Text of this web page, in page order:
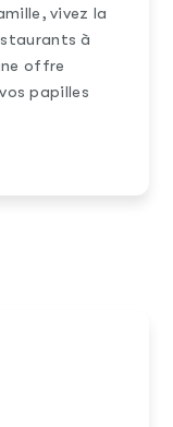
vivez la
à
offre
papilles